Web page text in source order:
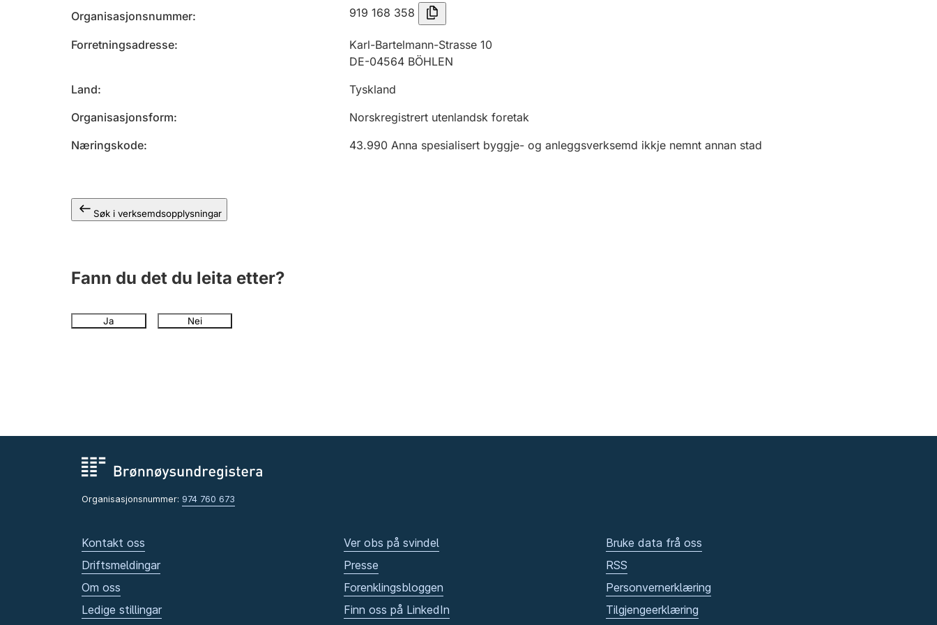
Organisasjonsnummer 919 168 358
Forretningsadresse
Karl-Bartelmann-Strasse 10
DE-04564 BÖHLEN
Land
Tyskland
Organisasjonsform
Norskregistrert utenlandsk foretak
Næringskode
43.990 Anna spesialisert byggje- og anleggsverksemd ikkje nemnt annan stad
Søk i verksemdsopplysningar
Fann du det du leita etter?
Ja Nei
Organisasjonsnummer: 974 760 673
Kontakt oss
Driftsmeldingar
Om oss
Ledige stillingar
Ver obs på svindel
Presse
Forenklingsbloggen
Finn oss på LinkedIn
Bruke data frå oss
RSS
Personvernerklæring
Tilgjengeerklæring